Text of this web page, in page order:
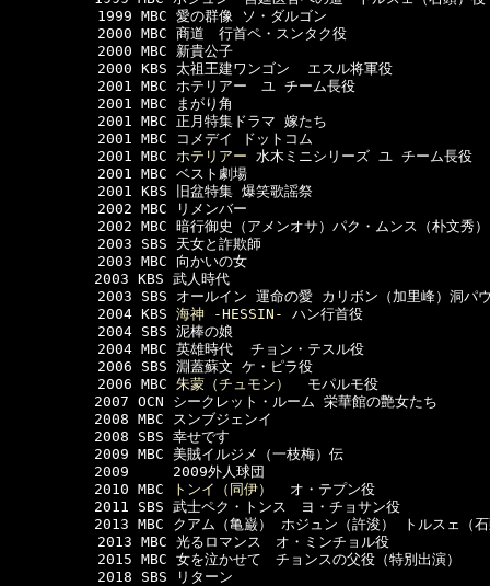
  　　　　　1999 MBC 愛の群像 ソ・ダルゴン
  　　　　　2000 MBC 商道　行首ペ・スンタク役
  　　　　　2000 MBC 新貴公子
  　　　　　2000 KBS 太祖王建ワンゴン  エスル将軍役
  　　　　　2001 MBC ホテリアー　ユ チーム長役
  　　　　　2001 MBC まがり角
  　　　　　2001 MBC 正月特集ドラマ 嫁たち
  　　　　　2001 MBC コメデイ ドットコム
  　　　　　2001 MBC
ホテリアー 水木ミニシリーズ ユ チーム長役
  　　　　　2001 MBC ベスト劇場
  　　　　　2001 KBS 旧盆特集 爆笑歌謡祭
  　　　　　2002 MBC リメンバー
　　　　　2002 MBC 暗行御史（アメンオサ）パク・ムンス（朴文秀
2003 SBS 天女と詐欺師
  　　　　　2003 MBC 向かいの女
2003 KBS 武人時代
2003 SBS オールイン 運命の愛 カリボン（加里峰）洞パウ
  　　　　　2004 KBS
海神 -HESSIN-
ハン行首役
  　　　　　2004 SBS 泥棒の娘
  　　　　　2004 MBC 英雄時代  チョン・テスル役
  　　　　　2006 SBS 淵蓋蘇文 ケ・ピラ役
  　　　　　2006 MBC
朱蒙（チュモン）
  モパルモ役
2007 OCN シークレット・ルーム 栄華館の艶女たち
2008 MBC スンブジェンイ
2008 SBS 幸せです
2009 MBC 美賊イルジメ（一枝梅）伝
2009     2009外人球団
2010 MBC
トンイ（同伊）
  オ・テプン役
2011 SBS 武士ペク・トンス　ヨ・チョサン役
2013 MBC クアム（亀巌） ホジュン（許浚） トルスェ（石
  　　　　　2013 MBC 光るロマンス　オ・ミンチョル役
  　　　　　2015 MBC 女を泣かせて　チョンスの父役（特別出演）
  　　　　　2018 SBS リターン